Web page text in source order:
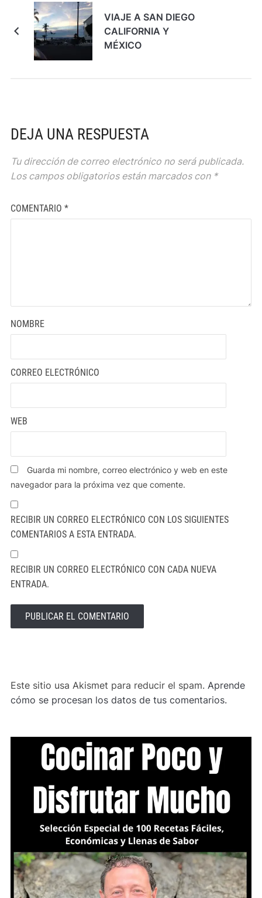
VIAJE A SAN DIEGO
CALIFORNIA Y
MÉXICO
DEJA UNA RESPUESTA
Tu dirección de correo electrónico no será publicada.
Los campos obligatorios están marcados con *
COMENTARIO *
NOMBRE
CORREO ELECTRÓNICO
WEB
Guarda mi nombre, correo electrónico y web en este
navegador para la próxima vez que comente.
RECIBIR UN CORREO ELECTRÓNICO CON LOS SIGUIENTES
COMENTARIOS A ESTA ENTRADA.
RECIBIR UN CORREO ELECTRÓNICO CON CADA NUEVA
ENTRADA.
Este sitio usa Akismet para reducir el spam. Aprende
cómo se procesan los datos de tus comentarios.